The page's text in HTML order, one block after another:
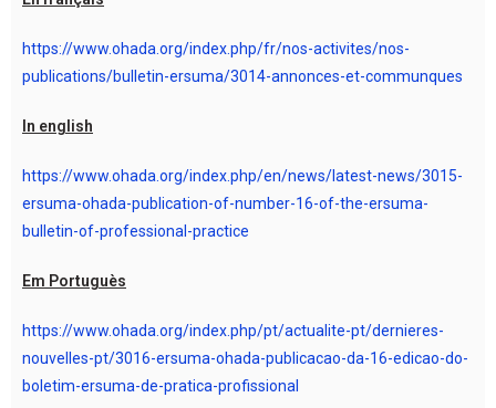
https://www.ohada.org/index.php/fr/nos-activites/nos-
publications/bulletin-ersuma/3014-annonces-et-communques
In english
https://www.ohada.org/index.php/en/news/latest-news/3015-
ersuma-ohada-publication-of-number-16-of-the-ersuma-
bulletin-of-professional-practice
Em Portuguès
https://www.ohada.org/index.php/pt/actualite-pt/dernieres-
nouvelles-pt/3016-ersuma-ohada-publicacao-da-16-edicao-do-
boletim-ersuma-de-pratica-profissional